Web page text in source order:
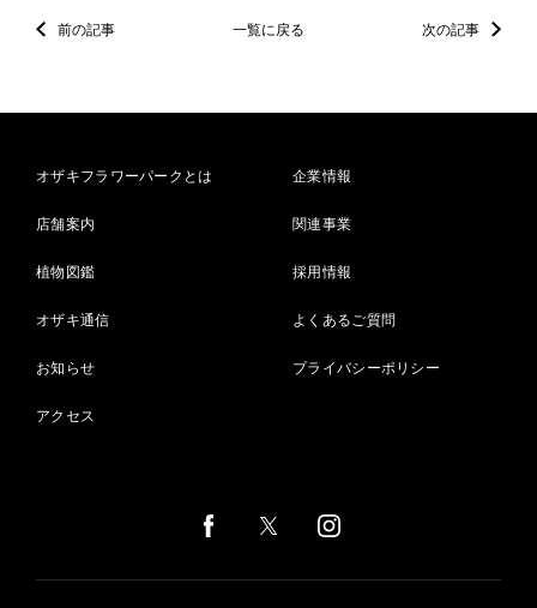
前の記事 一覧に戻る 次の記事
オザキフラワーパークとは
店舗案内
植物図鑑
オザキ通信
お知らせ
アクセス
企業情報
関連事業
採用情報
よくあるご質問
プライバシーポリシー